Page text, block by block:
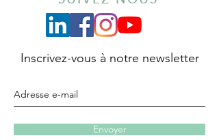
Inscrivez-vous à notre newsletter
Envoyer